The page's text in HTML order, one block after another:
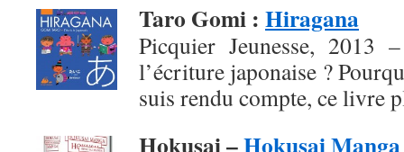
Taro Gomi : Hiragana
Picquier Jeunesse, 2013
l’écriture japonaise ?
suis rendu compte, ce livre
Hokusai –Hokusai Manga